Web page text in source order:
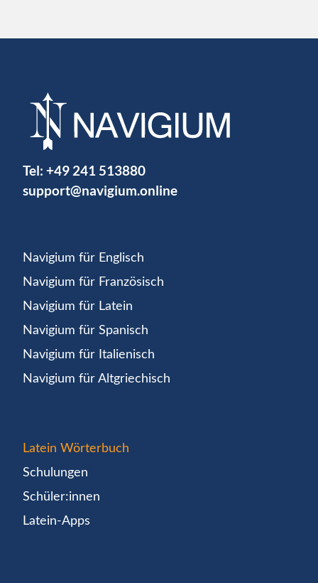
Tel: +49 241 513880
support@navigium.online
Navigium für Englisch
Navigium für Französisch
Navigium für Latein
Navigium für Spanisch
Navigium für Italienisch
Navigium für Altgriechisch
Latein Wörterbuch
Schulungen
Schüler:innen
Latein-Apps